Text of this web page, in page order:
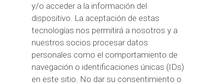
y/o acceder a la información del
dispositivo. La aceptación de estas
tecnologías nos permitirá a nosotros y a
nuestros socios procesar datos
personales como el comportamiento de
navegación o identificaciones únicas (IDs)
en este sitio. No dar su consentimiento o